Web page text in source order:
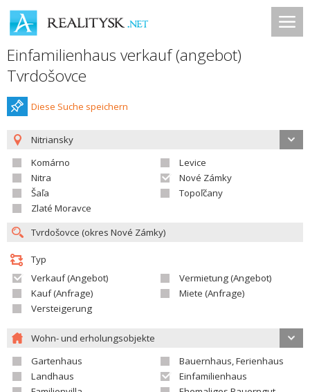
Einfamilienhaus verkauf (angebot)
Tvrdošovce
Diese Suche speichern
Nitriansky
Komárno
Levice
Nitra
Nové Zámky
Šaľa
Topoľčany
Zlaté Moravce
Typ
Verkauf (Angebot)
Vermietung (Angebot)
Kauf (Anfrage)
Miete (Anfrage)
Versteigerung
Wohn- und erholungsobjekte
Gartenhaus
Bauernhaus, Ferienhaus
Landhaus
Einfamilienhaus